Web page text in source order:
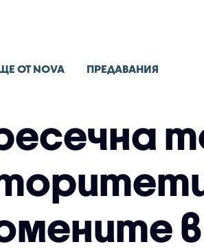
ОТ NOVA ПРЕДАВАНИЯ